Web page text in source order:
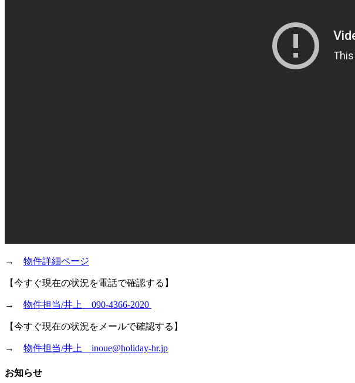
→ 物件詳細ページ
【今すぐ現在の状況を電話で確認する】
→ 物件担当/井上 090-4366-2020
【今すぐ現在の状況をメールで確認する】
→ 物件担当/井上 inoue@holiday-hr.jp
お知らせ